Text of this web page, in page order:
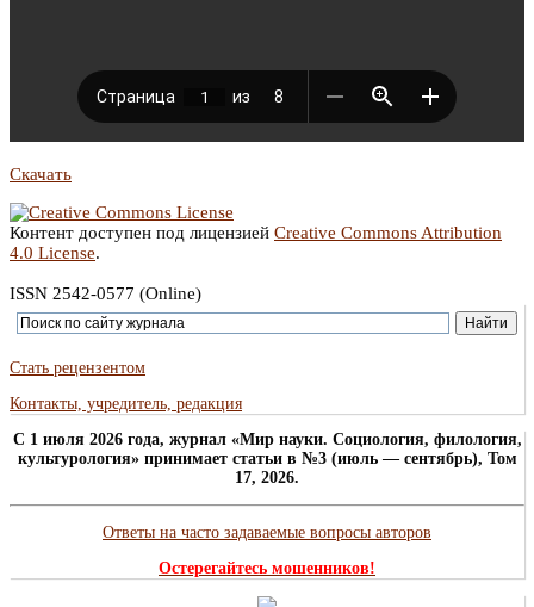
Скачать
Контент доступен под лицензией Creative Commons Attribution
4.0 License.
ISSN 2542-0577 (Online)
Стать рецензентом
Контакты, учредитель, редакция
C 1 июля 2026 года, журнал «Мир науки. Социология, филология,
культурология» принимает статьи в №3 (июль — сентябрь), Том
17, 2026.
Ответы на часто задаваемые вопросы авторов
Остерегайтесь мошенников!